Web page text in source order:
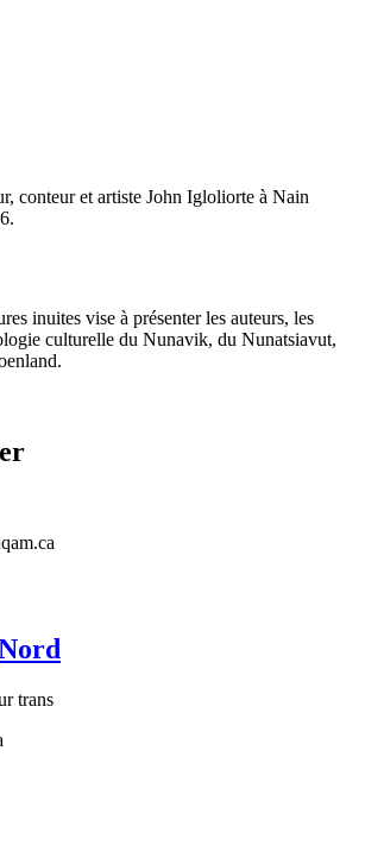
conteur et artiste John Igloliorte à Nain
inuites vise à présenter les auteurs, les
culturelle du Nunavik, du Nunatsiavut,